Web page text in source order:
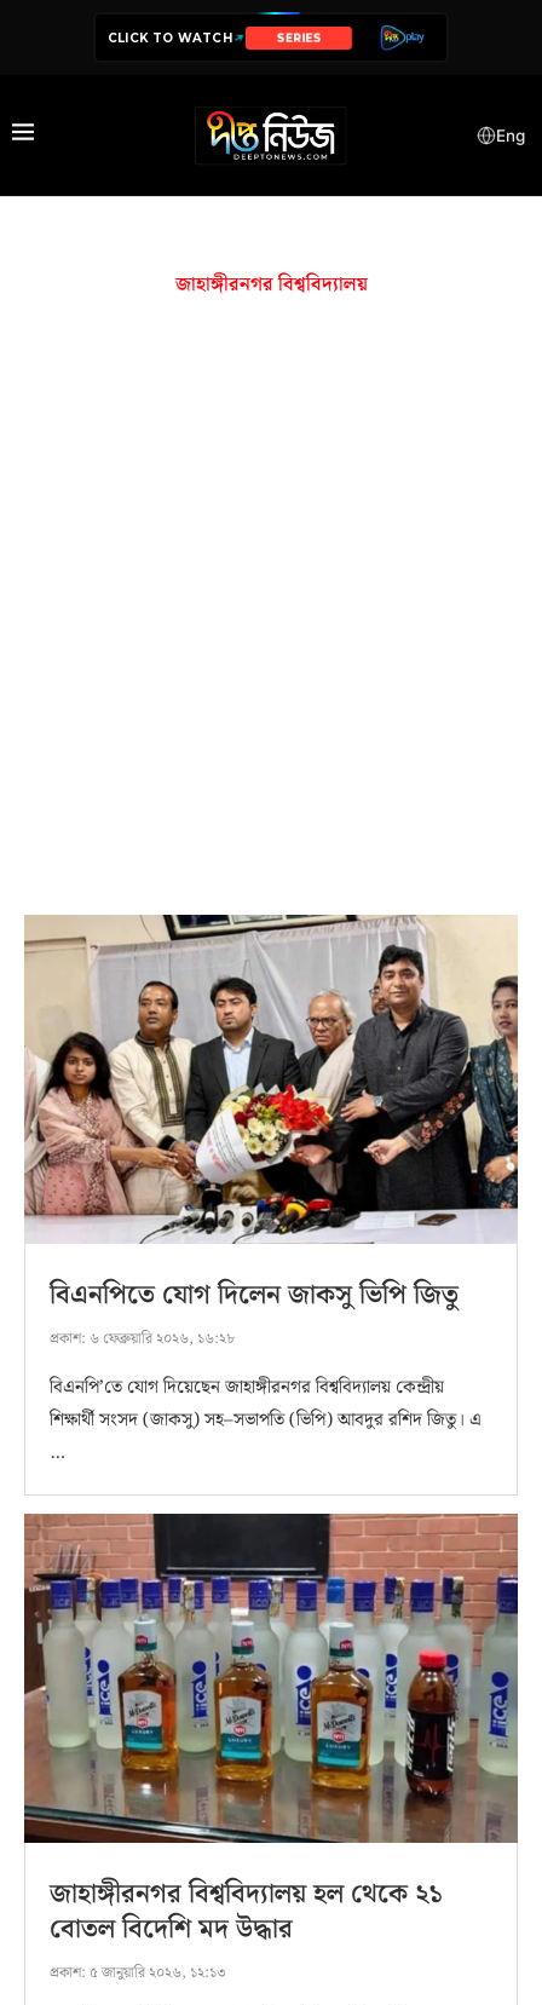
CLICK TO WATCH SERIES
Eng
জাহাঙ্গীরনগর বিশ্ববিদ্যালয়
বিএনপিতে যোগ দিলেন জাকসু ভিপি জিতু
প্রকাশ: ৬ ফেব্রুয়ারি ২০২৬, ১৬:২৮
বিএনপি’তে যোগ দিয়েছেন জাহাঙ্গীরনগর বিশ্ববিদ্যালয় কেন্দ্রীয়
শিক্ষার্থী সংসদ (জাকসু) সহ–সভাপতি (ভিপি) আবদুর রশিদ জিতু। এ
…
জাহাঙ্গীরনগর বিশ্ববিদ্যালয় হল থেকে ২১
বোতল বিদেশি মদ উদ্ধার
প্রকাশ: ৫ জানুয়ারি ২০২৬, ১২:১৩